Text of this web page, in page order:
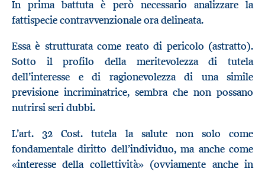
In prima battuta è però necessario analizzare la
fattispecie contravvenzionale ora delineata.
Essa è strutturata come reato di pericolo (astratto).
Sotto il profilo della meritevolezza di tutela
dell’interesse e di ragionevolezza di una simile
previsione incriminatrice, sembra che non possano
nutrirsi seri dubbi.
L’art. 32 Cost. tutela la salute non solo come
fondamentale diritto dell’individuo, ma anche come
«interesse della collettività» (ovviamente anche in